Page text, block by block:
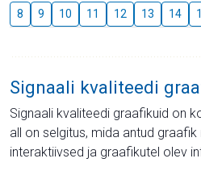
8 9 10 11 12 13 14
Signaali kvaliteedi
Signaali kvaliteedi graafikuid on
all on selgitus, mida antud
interaktiivsed ja graafikutel olev